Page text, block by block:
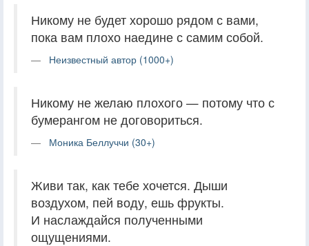
Никому не будет хорошо рядом с вами,
пока вам плохо наедине с самим собой.
Неизвестный автор (1000+)
Никому не желаю плохого — потому что с
бумерангом не договориться.
Моника Беллуччи (30+)
Живи так, как тебе хочется. Дыши
воздухом, пей воду, ешь фрукты.
И наслаждайся полученными
ощущениями.